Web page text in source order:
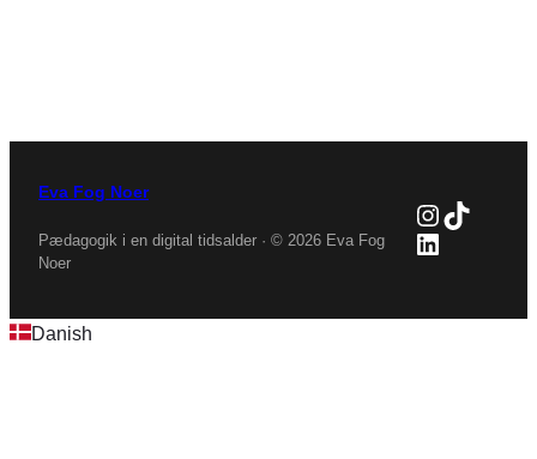
Eva Fog Noer
Pædagogik i en digital tidsalder · © 2026 Eva Fog
Noer
TikTok
LinkedIn
Danish